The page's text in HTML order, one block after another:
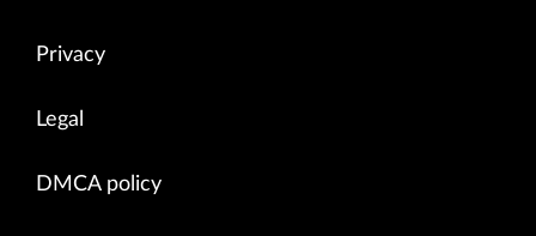
Privacy
Legal
DMCA policy